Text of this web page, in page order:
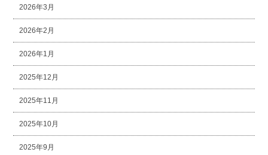
2026年3月
2026年2月
2026年1月
2025年12月
2025年11月
2025年10月
2025年9月